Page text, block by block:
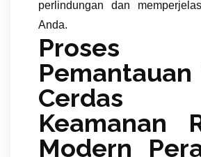
perlindungan dan
Anda.
Proses
Keamanan
Modern